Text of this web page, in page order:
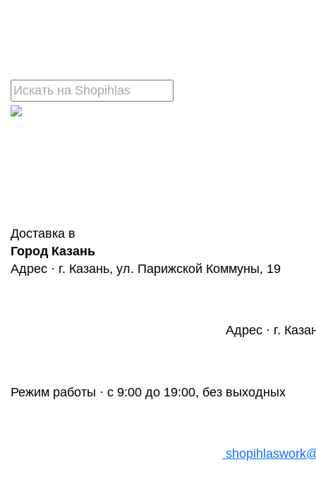
Доставка в
Город Казань
Адрес · г. Казань, ул. Парижской Коммуны, 19
Адрес · г.
Режим работы · с 9:00 до 19:00, без выходных